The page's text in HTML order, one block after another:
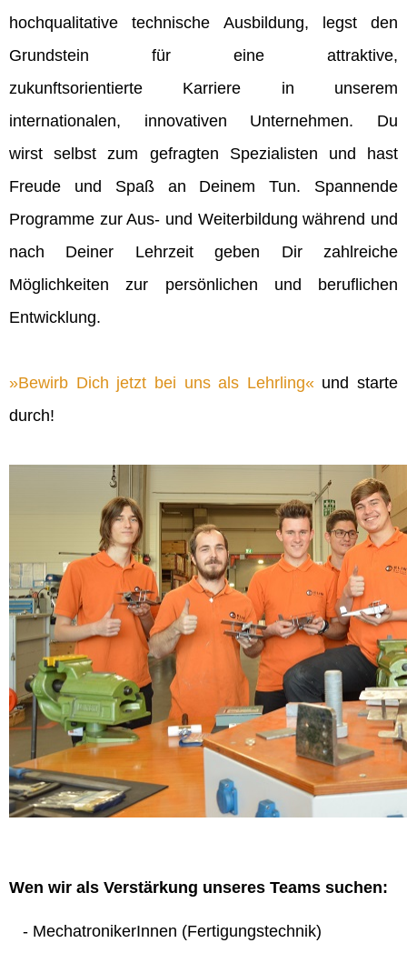
hochqualitative technische Ausbildung, legst den
Grundstein für eine attraktive,
zukunftsorientierte Karriere in unserem
internationalen, innovativen Unternehmen. Du
wirst selbst zum gefragten Spezialisten und hast
Freude und Spaß an Deinem Tun. Spannende
Programme zur Aus- und Weiterbildung während und
nach Deiner Lehrzeit geben Dir zahlreiche
Möglichkeiten zur persönlichen und beruflichen
Entwicklung.
Bewirb Dich jetzt bei uns als Lehrling und starte
durch!
Wen wir als Verstärkung unseres Teams suchen:
- MechatronikerInnen (Fertigungstechnik)